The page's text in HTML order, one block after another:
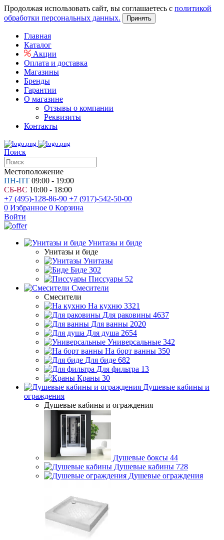
Продолжая использовать сайт, вы соглашаетесь с политикой
обработки персональных данных.
Принять
Главная
Каталог
Акции
Оплата и доставка
Магазины
Бренды
Гарантии
О магазине
Отзывы о компании
Реквизиты
Контакты
Поиск
Местоположение
ПН-ПТ 09:00 - 19:00
СБ-ВС 10:00 - 18:00
+7 (495)-128-86-90 +7 (917)-542-50-00
0 Избранное 0 Корзина
Войти
Унитазы и биде
Унитазы и биде
Унитазы
Биде 302
Писсуары 52
Смесители
Смесители
На кухню 3321
Для раковины 4637
Для ванны 2020
Для душа 2654
Универсальные 342
На борт ванны 350
Для биде 682
Для фильтра 13
Краны 30
Душевые кабины и
ограждения
Душевые кабины и ограждения
Душевые боксы 44
Душевые кабины 728
Душевые ограждения